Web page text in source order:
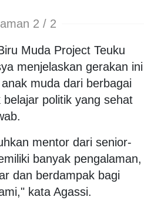
2 / 2
Muda Project Teuku
menjelaskan gerakan ini
muda dari berbagai
belajar politik yang sehat
mentor dari senior-
banyak pengalaman,
dan berdampak bagi
kata Agassi.